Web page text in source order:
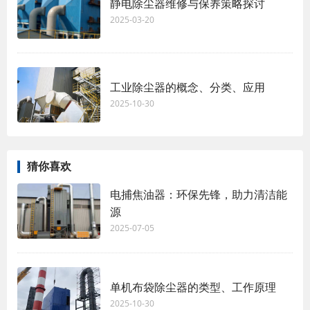
静电除尘器维修与保养策略探讨
2025-03-20
工业除尘器的概念、分类、应用
2025-10-30
猜你喜欢
电捕焦油器：环保先锋，助力清洁能
源
2025-07-05
单机布袋除尘器的类型、工作原理
2025-10-30